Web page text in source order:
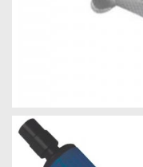
Construção
Hidráulicos
e
Pneumáticos